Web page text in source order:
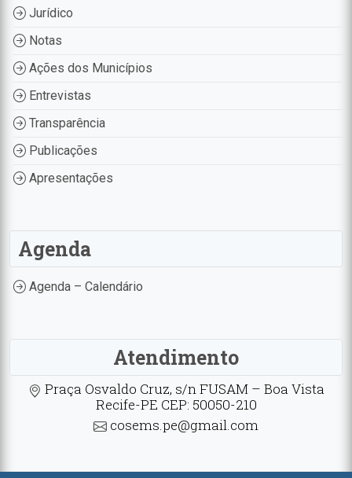
Jurídico
Notas
Ações dos Municípios
Entrevistas
Transparência
Publicações
Apresentações
Agenda
Agenda – Calendário
Atendimento
Praça Osvaldo Cruz, s/n FUSAM – Boa Vista
Recife-PE CEP: 50050-210
cosems.pe@gmail.com